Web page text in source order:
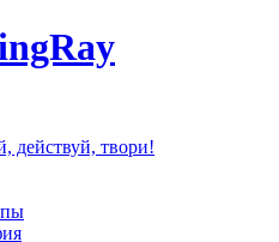
действуй, твори!